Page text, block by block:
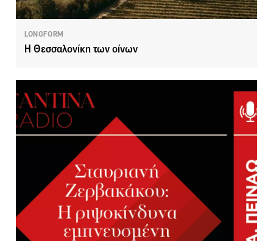
LONGFORM
Η Θεσσαλονίκη των οίνων